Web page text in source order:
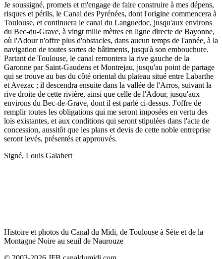
Je soussigné, promets et m'engage de faire construire à mes dépens,
risques et périls, le Canal des Pyrénées, dont l'origine commencera à
Toulouse, et continuera le canal du Languedoc, jusqu'aux environs
du Bec-du-Grave, à vingt mille mètres en ligne directe de Bayonne,
où l'Adour n'offre plus d'obstacles, dans aucun temps de l'année, à la
navigation de toutes sortes de bâtiments, jusqu'à son embouchure.
Partant de Toulouse, le canal remontera la rive gauche de la
Garonne par Saint-Gaudens et Montrejau, jusqu'au point de partage
qui se trouve au bas du côté oriental du plateau situé entre Labarthe
et Avezac ; il descendra ensuite dans la vallée de l'Arros, suivant la
rive droite de cette rivière, ainsi que celle de l'Adour, jusqu'aux
environs du Bec-de-Grave, dont il est parlé ci-dessus. J'offre de
remplir toutes les obligations qui me seront imposées en vertu des
lois existantes, et aux conditions qui seront stipulées dans l'acte de
concession, aussitôt que les plans et devis de cette noble entreprise
seront levés, présentés et approuvés.
Signé, Louis Galabert
Histoire et photos du Canal du Midi, de Toulouse à Sète et de la
Montagne Noire au seuil de Naurouze